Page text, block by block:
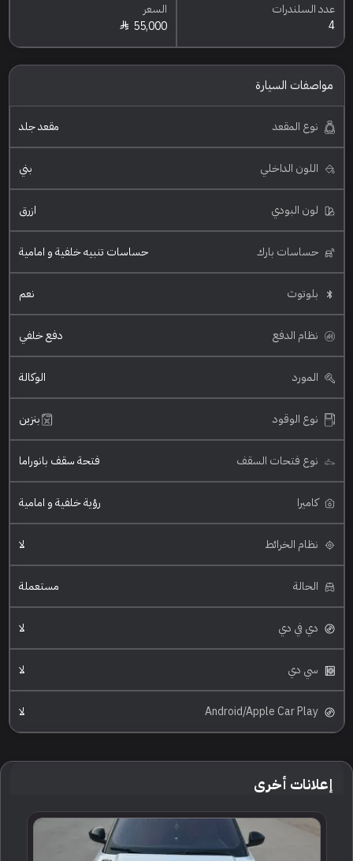
عدد السلندرات
4
السعر
55,000
مواصفات السيارة
نوع المقعد مقعد جلد
اللون الداخلي بني
لون البودي ازرق
حساسات بارك حساسات تنبيه خلفية و امامية
بلوتوث نعم
نظام الدفع دفع خلفي
المورد الوكالة
نوع الوقود بنزين
نوع فتحات السقف فتحة سقف بانوراما
كاميرا رؤية خلفية و امامية
نظام الخرائط لا
الحالة مستعملة
دي في دي لا
سي دي لا
Android/Apple Car Play لا
إعلانات أخرى